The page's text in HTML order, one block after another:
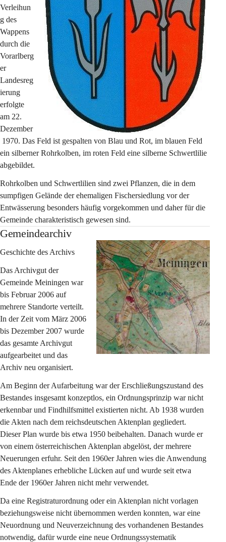
Verleihun
g des
Wappens
durch die
Vorarlberg
er
Landesreg
ierung
erfolgte
am 22.
Dezember
1970. Das Feld ist gespalten von Blau und Rot, im blauen Feld
ein silberner Rohrkolben, im roten Feld eine silberne Schwertlilie
abgebildet.
Rohrkolben und Schwertlilien sind zwei Pflanzen, die in dem
sumpfigen Gelände der ehemaligen Fischersiedlung vor der
Entwässerung besonders häufig vorgekommen und daher für die
Gemeinde charakteristisch gewesen sind.
Gemeindearchiv
Geschichte des Archivs
Das Archivgut der
Gemeinde Meiningen war
bis Februar 2006 auf
mehrere Standorte verteilt.
In der Zeit vom März 2006
bis Dezember 2007 wurde
das gesamte Archivgut
aufgearbeitet und das
Archiv neu organisiert.
Am Beginn der Aufarbeitung war der Erschließungszustand des
Bestandes insgesamt konzeptlos, ein Ordnungsprinzip war nicht
erkennbar und Findhilfsmittel existierten nicht. Ab 1938 wurden
die Akten nach dem reichsdeutschen Aktenplan gegliedert.
Dieser Plan wurde bis etwa 1950 beibehalten. Danach wurde er
von einem österreichischen Aktenplan abgelöst, der mehrere
Neuerungen erfuhr. Seit den 1960er Jahren wies die Anwendung
des Aktenplanes erhebliche Lücken auf und wurde seit etwa
Ende der 1960er Jahren nicht mehr verwendet.
Da eine Registraturordnung oder ein Aktenplan nicht vorlagen
beziehungsweise nicht übernommen werden konnten, war eine
Neuordnung und Neuverzeichnung des vorhandenen Bestandes
notwendig, dafür wurde eine neue Ordnungssystematik